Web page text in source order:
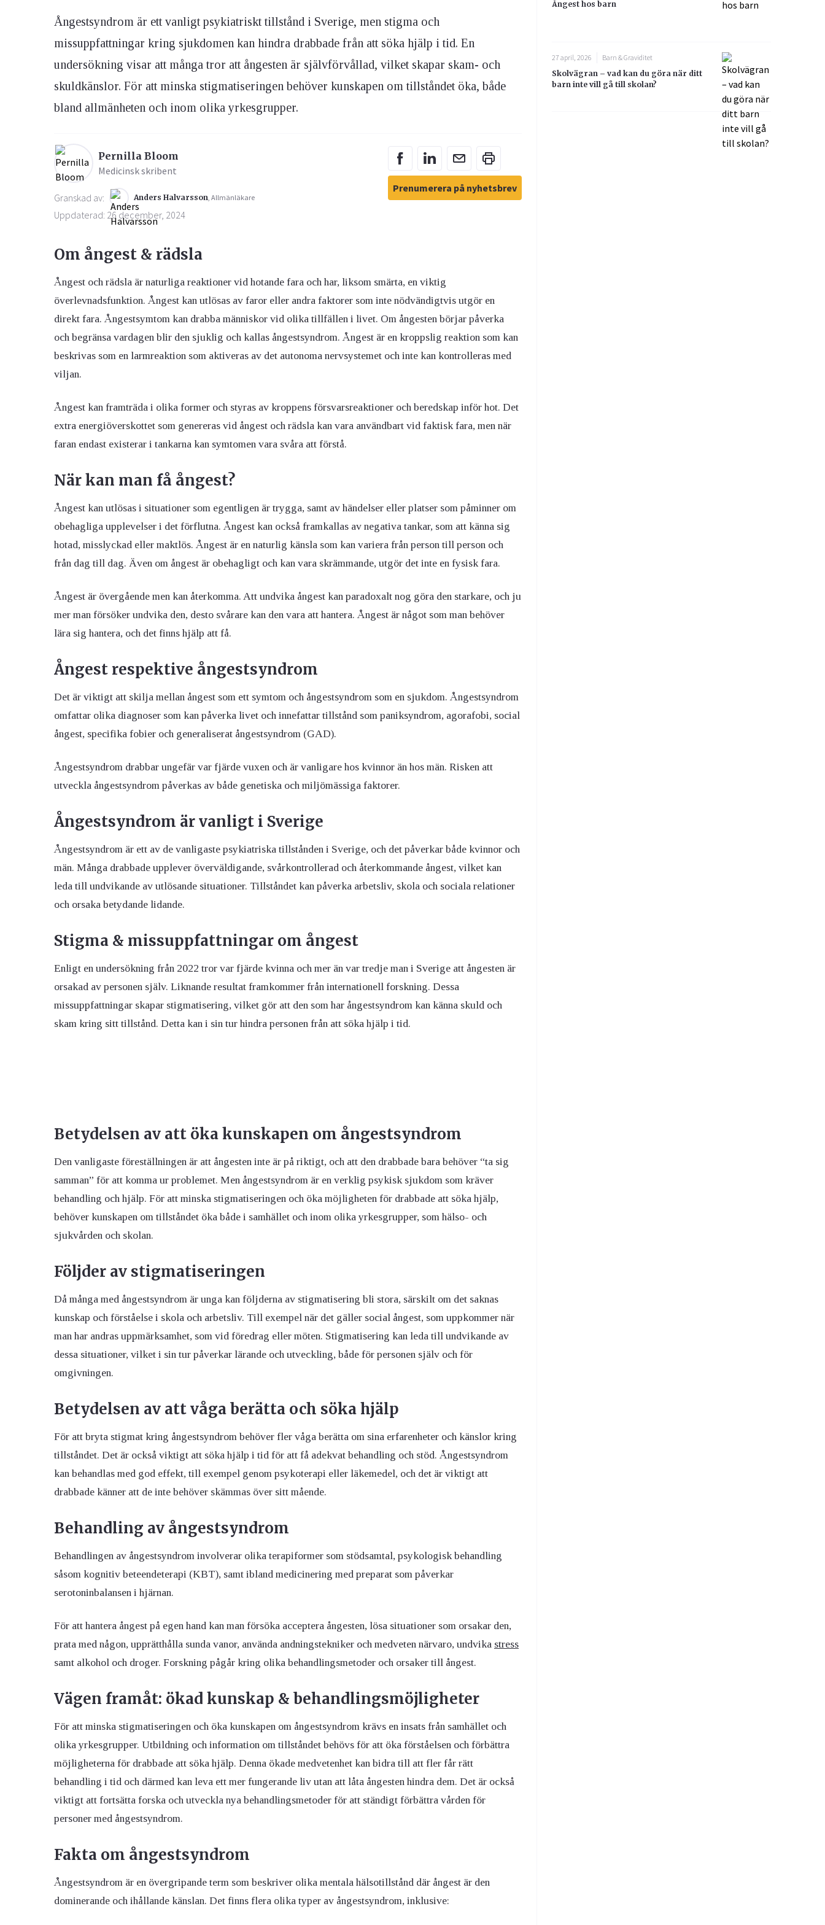
Ögon & Öron
Ångestsyndrom är ett vanligt psykiatriskt tillstånd i Sverige, men stigma och
missuppfattningar kring sjukdomen kan hindra drabbade från att söka hjälp i tid. En
undersökning visar att många tror att ångesten är självförvållad, vilket skapar skam- och
skuldkänslor. För att minska stigmatiseringen behöver kunskapen om tillståndet öka, både
bland allmänheten och inom olika yrkesgrupper.
Pernilla Bloom
Medicinsk skribent
Granskad av: Anders Halvarsson, Allmänläkare
Uppdaterad: 26 december, 2024
Prenumerera på nyhetsbrev
Om ångest & rädsla
Ångest och rädsla är naturliga reaktioner vid hotande fara och har, liksom smärta, en viktig
överlevnadsfunktion. Ångest kan utlösas av faror eller andra faktorer som inte nödvändigtvis utgör en
direkt fara. Ångestsymtom kan drabba människor vid olika tillfällen i livet. Om ångesten börjar påverka
och begränsa vardagen blir den sjuklig och kallas ångestsyndrom. Ångest är en kroppslig reaktion som kan
beskrivas som en larmreaktion som aktiveras av det autonoma nervsystemet och inte kan kontrolleras med
viljan.
Ångest kan framträda i olika former och styras av kroppens försvarsreaktioner och beredskap inför hot. Det
extra energiöverskottet som genereras vid ångest och rädsla kan vara användbart vid faktisk fara, men när
faran endast existerar i tankarna kan symtomen vara svåra att förstå.
När kan man få ångest?
Ångest kan utlösas i situationer som egentligen är trygga, samt av händelser eller platser som påminner om
obehagliga upplevelser i det förflutna. Ångest kan också framkallas av negativa tankar, som att känna sig
hotad, misslyckad eller maktlös. Ångest är en naturlig känsla som kan variera från person till person och
från dag till dag. Även om ångest är obehagligt och kan vara skrämmande, utgör det inte en fysisk fara.
Ångest är övergående men kan återkomma. Att undvika ångest kan paradoxalt nog göra den starkare, och ju
mer man försöker undvika den, desto svårare kan den vara att hantera. Ångest är något som man behöver
lära sig hantera, och det finns hjälp att få.
Ångest respektive ångestsyndrom
Det är viktigt att skilja mellan ångest som ett symtom och ångestsyndrom som en sjukdom. Ångestsyndrom
omfattar olika diagnoser som kan påverka livet och innefattar tillstånd som paniksyndrom, agorafobi, social
ångest, specifika fobier och generaliserat ångestsyndrom (GAD).
Ångestsyndrom drabbar ungefär var fjärde vuxen och är vanligare hos kvinnor än hos män. Risken att
utveckla ångestsyndrom påverkas av både genetiska och miljömässiga faktorer.
Ångestsyndrom är vanligt i Sverige
Ångestsyndrom är ett av de vanligaste psykiatriska tillstånden i Sverige, och det påverkar både kvinnor och
män. Många drabbade upplever överväldigande, svårkontrollerad och återkommande ångest, vilket kan
leda till undvikande av utlösande situationer. Tillståndet kan påverka arbetsliv, skola och sociala relationer
och orsaka betydande lidande.
Stigma & missuppfattningar om ångest
Enligt en undersökning från 2022 tror var fjärde kvinna och mer än var tredje man i Sverige att ångesten är
orsakad av personen själv. Liknande resultat framkommer från internationell forskning. Dessa
missuppfattningar skapar stigmatisering, vilket gör att den som har ångestsyndrom kan känna skuld och
skam kring sitt tillstånd. Detta kan i sin tur hindra personen från att söka hjälp i tid.
Betydelsen av att öka kunskapen om ångestsyndrom
Den vanligaste föreställningen är att ångesten inte är på riktigt, och att den drabbade bara behöver “ta sig
samman” för att komma ur problemet. Men ångestsyndrom är en verklig psykisk sjukdom som kräver
behandling och hjälp. För att minska stigmatiseringen och öka möjligheten för drabbade att söka hjälp,
behöver kunskapen om tillståndet öka både i samhället och inom olika yrkesgrupper, som hälso- och
sjukvården och skolan.
Följder av stigmatiseringen
Då många med ångestsyndrom är unga kan följderna av stigmatisering bli stora, särskilt om det saknas
kunskap och förståelse i skola och arbetsliv. Till exempel när det gäller social ångest, som uppkommer när
man har andras uppmärksamhet, som vid föredrag eller möten. Stigmatisering kan leda till undvikande av
dessa situationer, vilket i sin tur påverkar lärande och utveckling, både för personen själv och för
omgivningen.
Betydelsen av att våga berätta och söka hjälp
För att bryta stigmat kring ångestsyndrom behöver fler våga berätta om sina erfarenheter och känslor kring
tillståndet. Det är också viktigt att söka hjälp i tid för att få adekvat behandling och stöd. Ångestsyndrom
kan behandlas med god effekt, till exempel genom psykoterapi eller läkemedel, och det är viktigt att
drabbade känner att de inte behöver skämmas över sitt mående.
Behandling av ångestsyndrom
Behandlingen av ångestsyndrom involverar olika terapiformer som stödsamtal, psykologisk behandling
såsom kognitiv beteendeterapi (KBT), samt ibland medicinering med preparat som påverkar
serotoninbalansen i hjärnan.
För att hantera ångest på egen hand kan man försöka acceptera ångesten, lösa situationer som orsakar den,
prata med någon, upprätthålla sunda vanor, använda andningstekniker och medveten närvaro, undvika stress
samt alkohol och droger. Forskning pågår kring olika behandlingsmetoder och orsaker till ångest.
Vägen framåt: ökad kunskap & behandlingsmöjligheter
För att minska stigmatiseringen och öka kunskapen om ångestsyndrom krävs en insats från samhället och
olika yrkesgrupper. Utbildning och information om tillståndet behövs för att öka förståelsen och förbättra
möjligheterna för drabbade att söka hjälp. Denna ökade medvetenhet kan bidra till att fler får rätt
behandling i tid och därmed kan leva ett mer fungerande liv utan att låta ångesten hindra dem. Det är också
viktigt att fortsätta forska och utveckla nya behandlingsmetoder för att ständigt förbättra vården för
personer med ångestsyndrom.
Fakta om ångestsyndrom
Ångestsyndrom är en övergripande term som beskriver olika mentala hälsotillstånd där ångest är den
dominerande och ihållande känslan. Det finns flera olika typer av ångestsyndrom, inklusive:
Ångest hos barn
27 april, 2026
Barn & Graviditet
Skolvägran – vad kan du göra när ditt
barn inte vill gå till skolan?